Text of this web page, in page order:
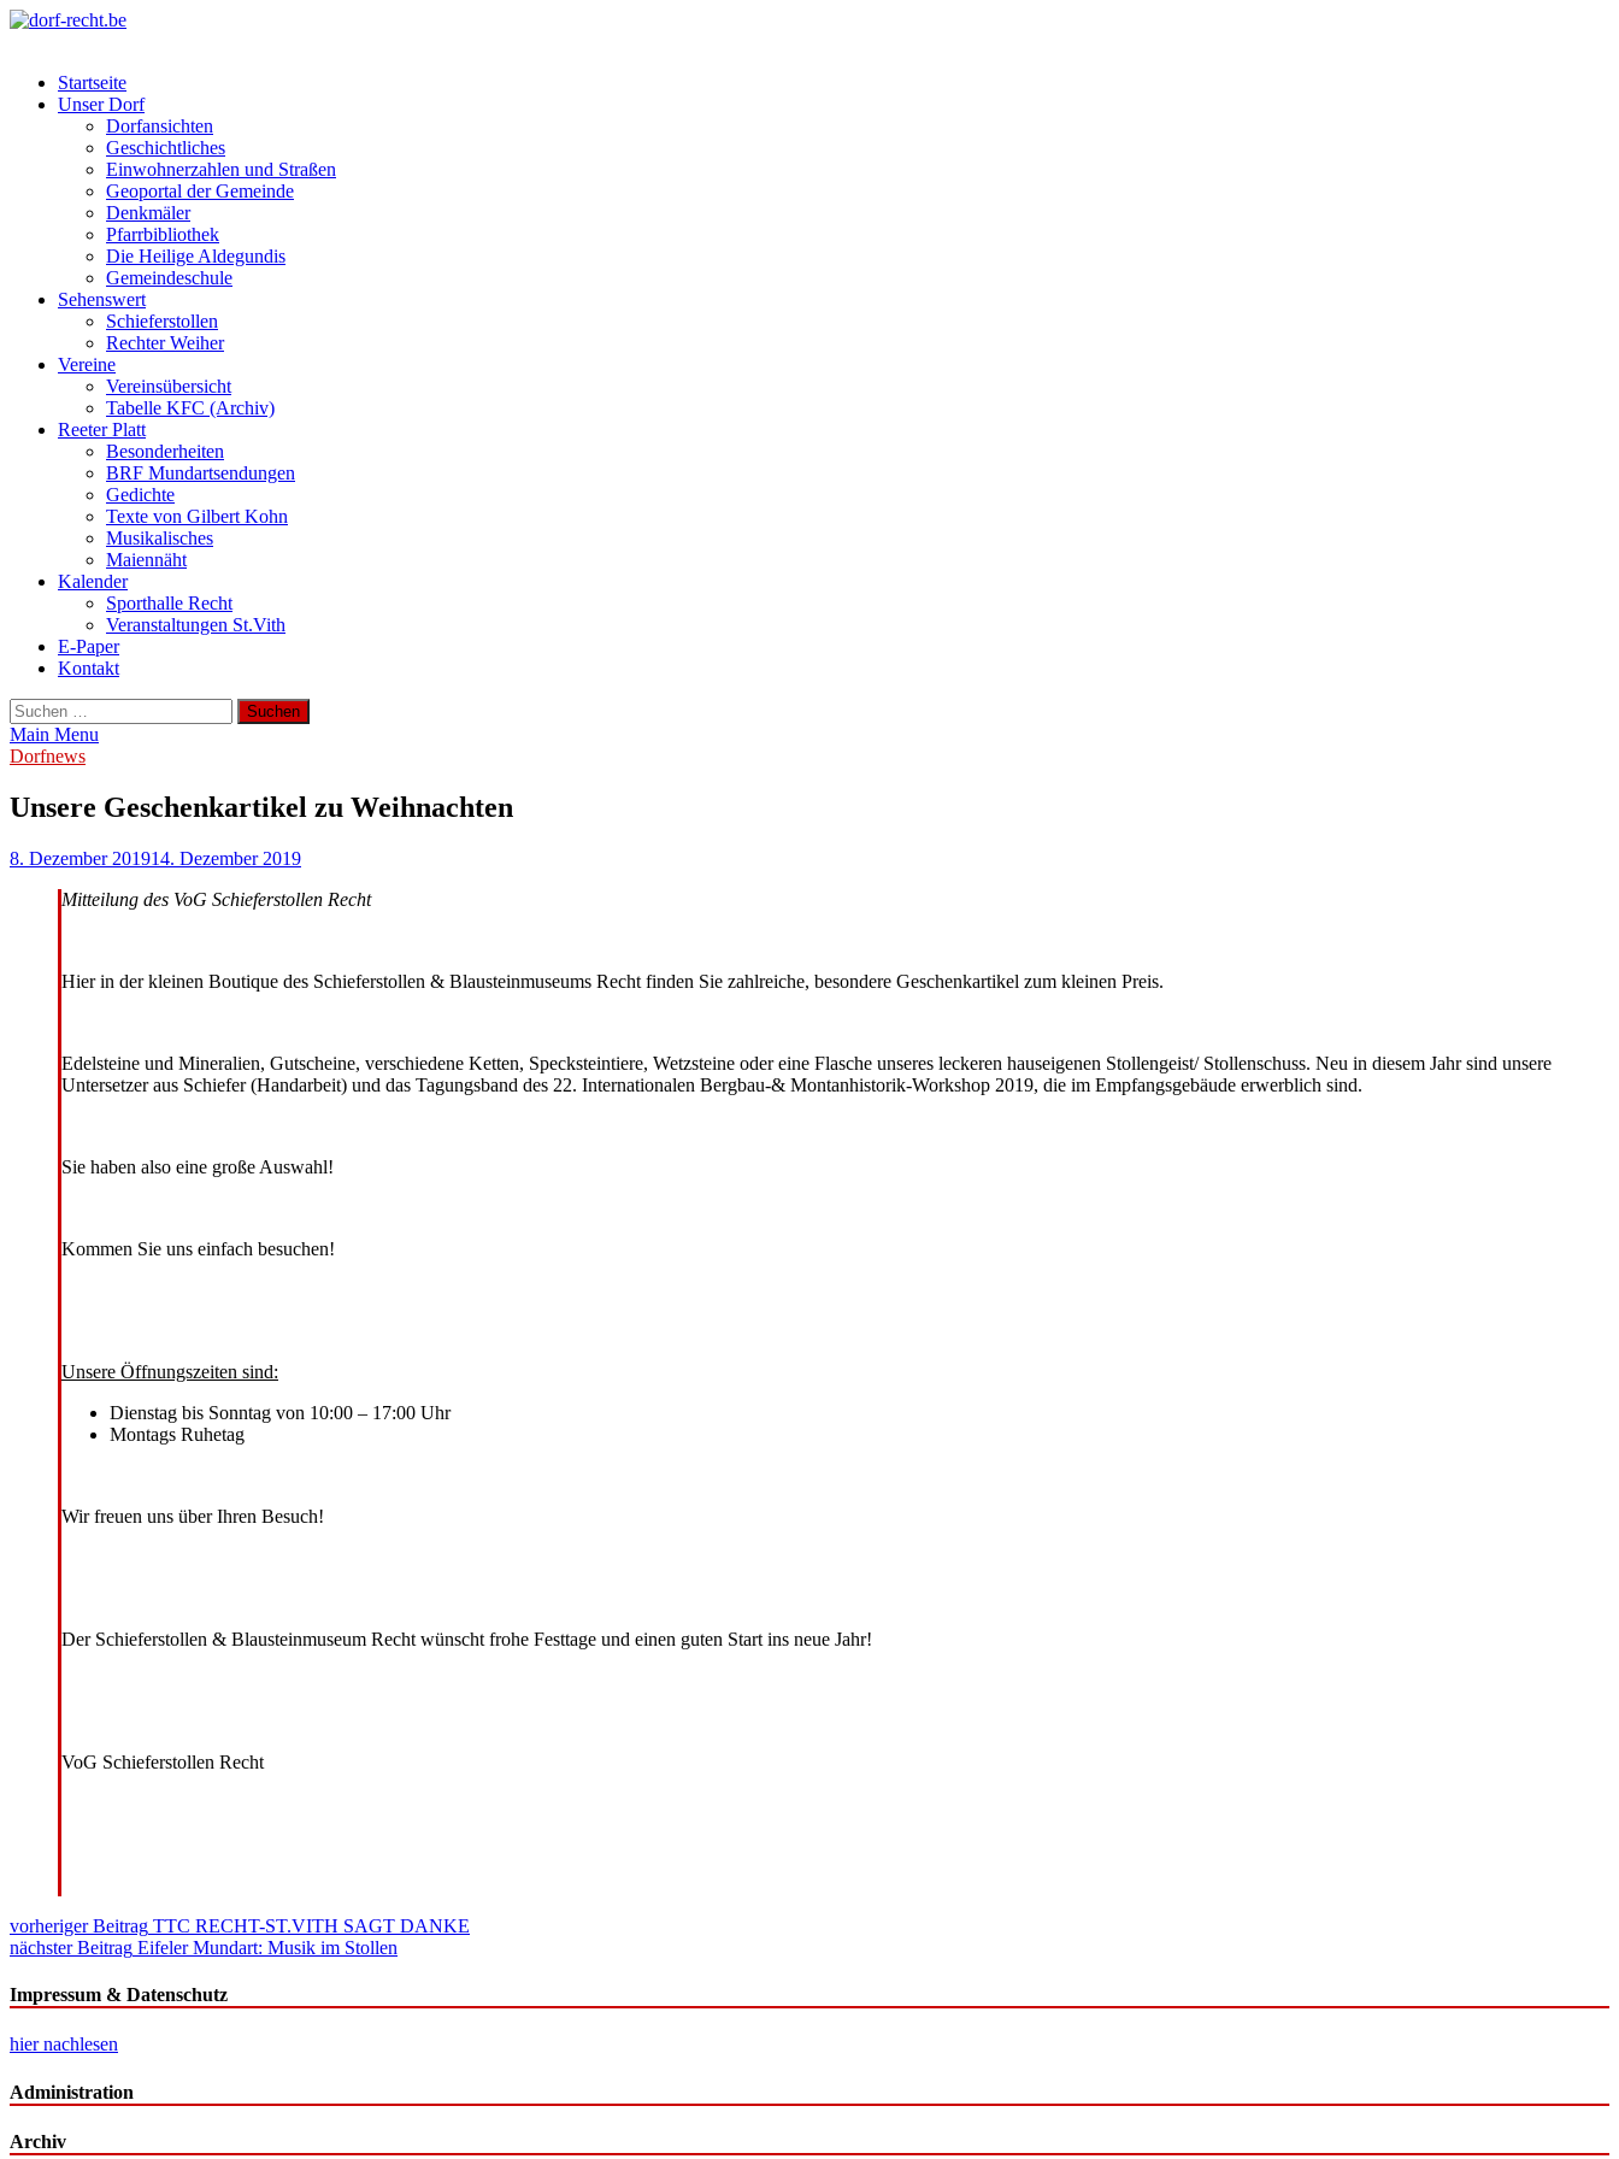
Skip
Startseite
Unser Dorf
Dorfansichten
Geschichtliches
Einwohnerzahlen und Straßen
Geoportal der Gemeinde
Denkmäler
Pfarrbibliothek
Die Heilige Aldegundis
Gemeindeschule
Sehenswert
Schieferstollen
Rechter Weiher
Vereine
Vereinsübersicht
Tabelle KFC (Archiv)
Reeter Platt
Besonderheiten
BRF Mundartsendungen
Gedichte
Texte von Gilbert Kohn
Musikalisches
Maiennäht
Kalender
Sporthalle Recht
Veranstaltungen St.Vith
E-Paper
Kontakt
Suchen
nach:
Main Menu
Dorfnews
Unsere Geschenkartikel zu Weihnachten
8. Dezember 201914. Dezember 2019
Mitteilung des VoG Schieferstollen Recht
Hier in der kleinen Boutique des Schieferstollen & Blausteinmuseums Recht finden Sie zahlreiche, besondere Geschenkartikel zum kleinen Preis.
Edelsteine und Mineralien, Gutscheine, verschiedene Ketten, Specksteintiere, Wetzsteine oder eine Flasche unseres leckeren hauseigenen Stollengeist/ Stollenschuss. Neu in diesem Jahr sind unsere
Untersetzer aus Schiefer (Handarbeit) und das Tagungsband des 22. Internationalen Bergbau-& Montanhistorik-Workshop 2019, die im Empfangsgebäude erwerblich sind.
Sie haben also eine große Auswahl!
Kommen Sie uns einfach besuchen!
Unsere Öffnungszeiten sind:
Dienstag bis Sonntag von 10:00 – 17:00 Uhr
Montags Ruhetag
Wir freuen uns über Ihren Besuch!
Der Schieferstollen & Blausteinmuseum Recht wünscht frohe Festtage und einen guten Start ins neue Jahr!
VoG Schieferstollen Recht
Beitragsnavigation
vorheriger Beitrag TTC RECHT-ST.VITH SAGT DANKE
nächster Beitrag Eifeler Mundart: Musik im Stollen
Impressum & Datenschutz
hier nachlesen
Administration
Archiv